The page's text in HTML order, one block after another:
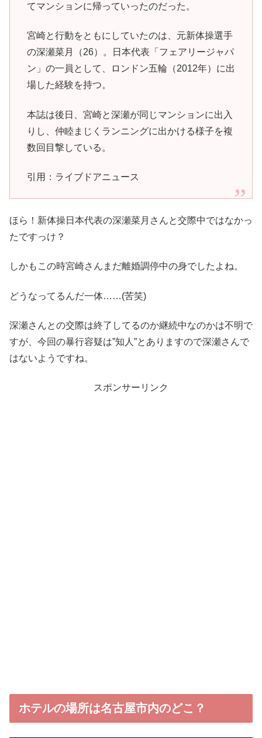
てマンションに帰っていったのだった。
宮崎と行動をともにしていたのは、元新体操選手
の深瀬菜月（26）。日本代表「フェアリージャパ
ン」の一員として、ロンドン五輪（2012年）に出
場した経験を持つ。
本誌は後日、宮崎と深瀬が同じマンションに出入
りし、仲睦まじくランニングに出かける様子を複
数回目撃している。
引用：ライブドアニュース
ほら！新体操日本代表の深瀬菜月さんと交際中ではなかっ
たですっけ？
しかもこの時宮崎さんまだ離婚調停中の身でしたよね。
どうなってるんだ一体……(苦笑)
深瀬さんとの交際は終了してるのか継続中なのかは不明で
すが、今回の暴行容疑は”知人”とありますので深瀬さんで
はないようですね。
スポンサーリンク
ホテルの場所は名古屋市内のどこ？